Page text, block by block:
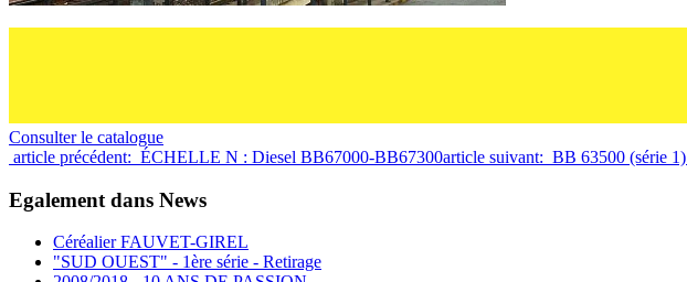
Consulter le catalogue
article précédent: ÉCHELLE N : Diesel BB67000-BB67300article suivant: BB 63500 (série 1)
Egalement dans News
Céréalier FAUVET-GIREL
"SUD OUEST" - 1ère série - Retirage